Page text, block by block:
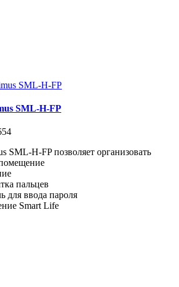
SML-H-FP
SML-H-FP позволяет организовать
пальцев
для ввода пароля
Smart Life